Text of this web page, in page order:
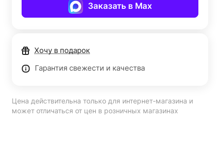
Заказать в Max
Хочу в подарок
Гарантия свежести и качества
Цена действительна только для интернет-магазина и
может отличаться от цен в розничных магазинах